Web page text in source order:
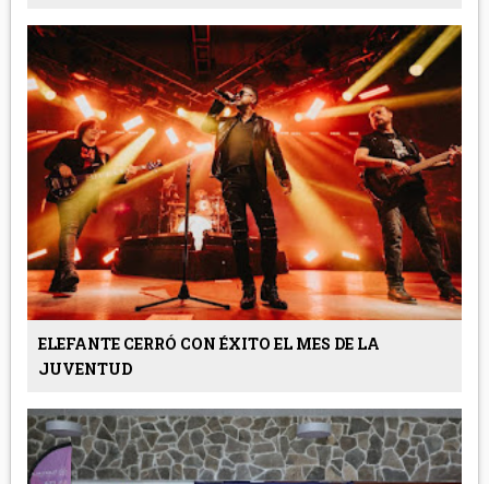
ELEFANTE CERRÓ CON ÉXITO EL MES DE LA
JUVENTUD